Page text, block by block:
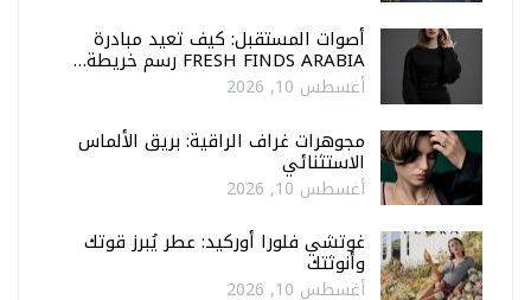
أصوات المستقبل: كيف تعيد مبادرة
FRESH FINDS ARABIA رسم خريطة…
أغسطس 10, 2026
مجوهرات غراف الراقية: بريق الألماس
الاستثنائي
أغسطس 10, 2026
غوتشي فلورا أوركيد: عطر يُبرز قوتك
وأنوثتك
أغسطس 10, 2026